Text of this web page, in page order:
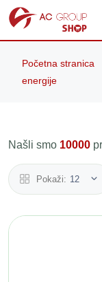
Početna stranica
energije
Našli smo 10000
Pokaži: 12